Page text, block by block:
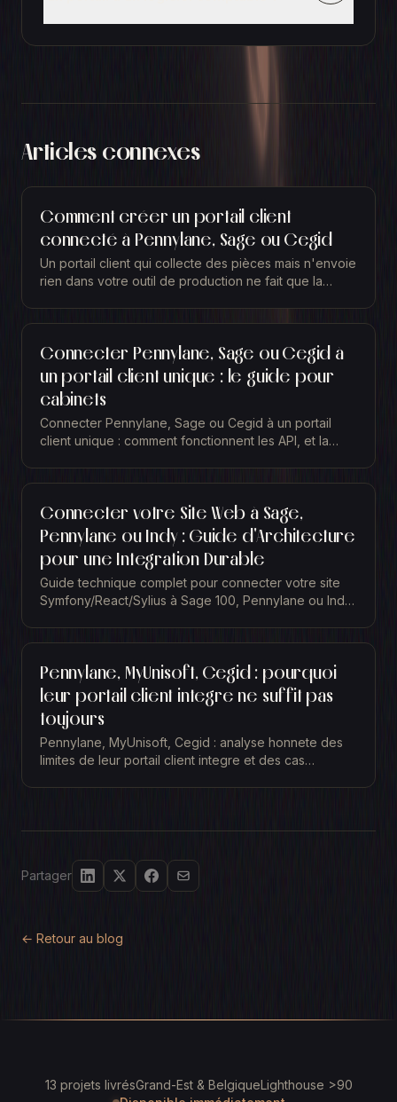
Articles connexes
Comment créer un portail client
connecté à Pennylane, Sage ou Cegid
Un portail client qui collecte des pièces mais n'envoie
rien dans votre outil de production ne fait que la
Connecter Pennylane, Sage ou Cegid à
un portail client unique : le guide pour
cabinets
Connecter Pennylane, Sage ou Cegid à un portail
client unique : comment fonctionnent les API, et la
Connecter votre Site Web à Sage,
Pennylane ou Indy : Guide d'Architecture
pour une Integration Durable
Guide technique complet pour connecter votre site
Symfony/React/Sylius à Sage 100, Pennylane ou Indy.
Pennylane, MyUnisoft, Cegid : pourquoi
leur portail client integre ne suffit pas
toujours
Pennylane, MyUnisoft, Cegid : analyse honnete des
limites de leur portail client integre et des cas
Partager
← Retour au blog
13 projets livrésGrand-Est & BelgiqueLighthouse >90